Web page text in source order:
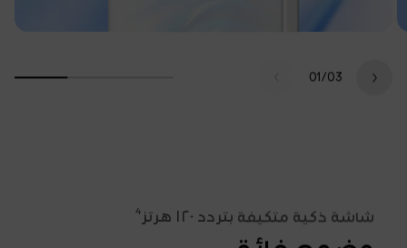
01/03
شاشة ذكية متكيفة بتردد ١٢٠ هرتز 4